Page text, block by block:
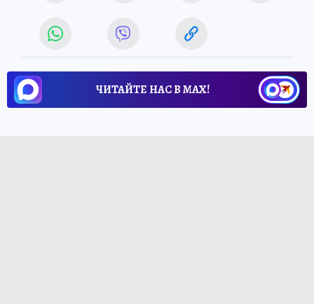
ЧИТАЙТЕ НАС В МАХ!